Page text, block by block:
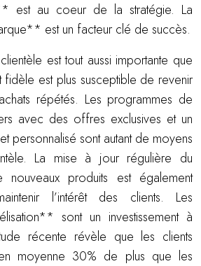
est au coeur de la stratégie. La
est un facteur clé de succès.
est tout aussi importante que
fidèle est plus susceptible de revenir
répétés. Les programmes de
avec des offres exclusives et un
personnalisé sont autant de moyens
La mise à jour régulière du
produits est également
l’intérêt des clients. Les
sont un investissement à
récente révèle que les clients
moyenne 30% de plus que les